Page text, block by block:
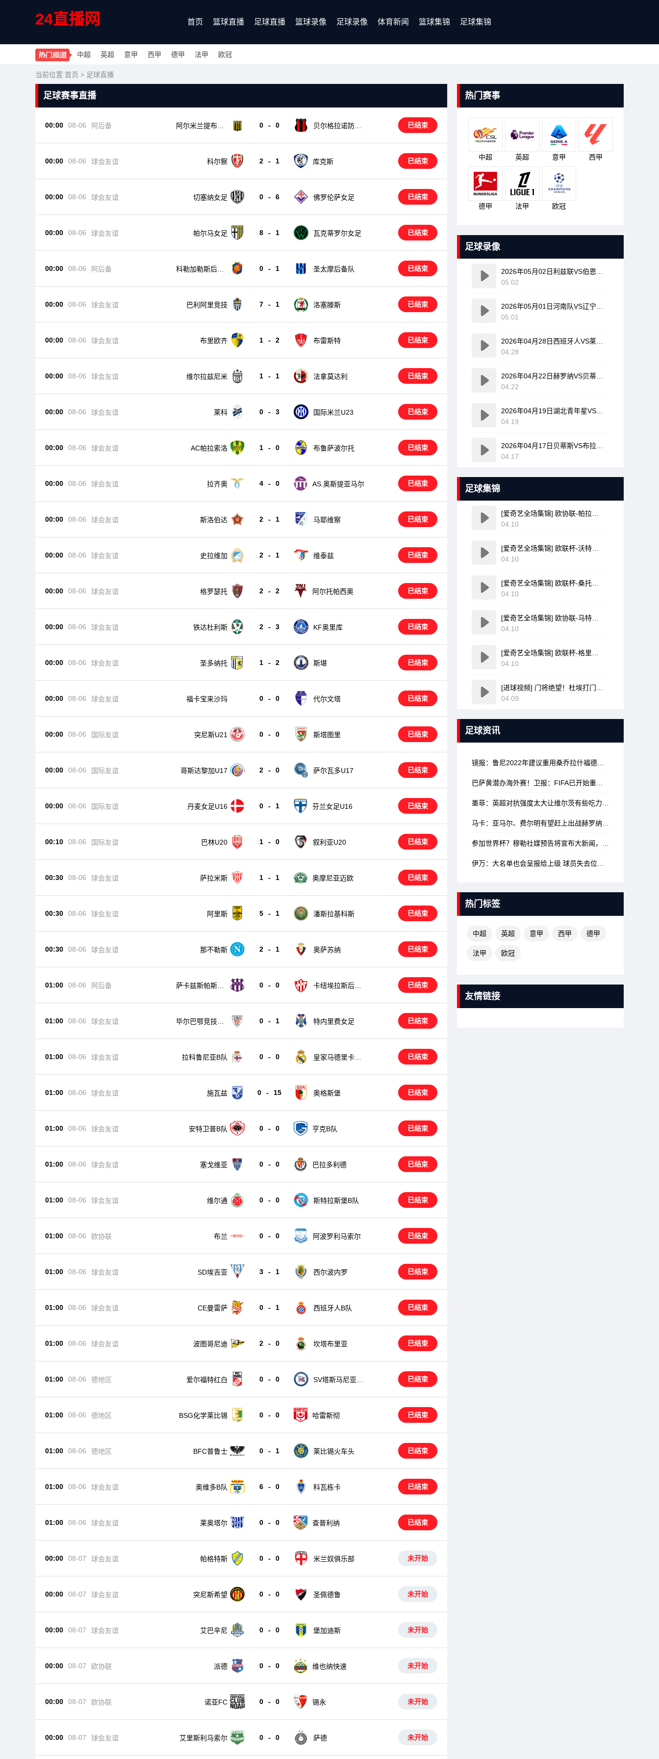
24直播网 首页 篮球直播 足球直播 篮球录像 足球录像 体育新闻 篮球集锦 足球集锦
中超 英超 意甲 西甲 德甲 法甲 欧冠
当前位置:首页 > 足球直播
足球赛事直播
00:00 08-06 阿后备
阿尔米兰提布朗
0 - 0
贝尔格拉诺防卫
已结束
00:00 08-06 球会友谊 科尔察 2 - 1 库克斯 已结束
00:00 08-06 球会友谊 切塞纳女足 0 - 6 佛罗伦萨女足 已结束
00:00 08-06 球会友谊 帕尔马女足 8 - 1 瓦克蒂罗尔女足 已结束
00:00 08-06 阿后备
科勒加勒斯后备
0 - 1 圣太摩后备队 已结束
00:00 08-06 球会友谊 巴利阿里竞技 7 - 1 洛塞滕斯 已结束
00:00 08-06 球会友谊 布里欧齐 1 - 2 布雷斯特 已结束
00:00 08-06 球会友谊 维尔拉兹尼米 1 - 1 法拿莫达利 已结束
00:00 08-06 球会友谊 莱科 0 - 3 国际米兰U23 已结束
00:00 08-06 球会友谊 AC帕拉索洛 1 - 0 布鲁萨波尔托 已结束
00:00 08-06 球会友谊 拉齐奥 4 - 0 AS.奥斯提亚马尔 已结束
00:00 08-06 球会友谊 斯洛伯达 2 - 1 马耶维察 已结束
00:00 08-06 球会友谊 史拉维加 2 - 1 维泰兹 已结束
00:00 08-06 球会友谊 格罗瑟托 2 - 2 阿尔托帕西奥 已结束
00:00 08-06 球会友谊 铁达杜利斯 2 - 3 KF奥里库 已结束
00:00 08-06 球会友谊 圣多纳托 1 - 2 斯堪 已结束
00:00 08-06 球会友谊 福卡宝来沙玛 0 - 0 代尔文塔 已结束
00:00 08-06 国际友谊 突尼斯U21 0 - 0 斯塔图里 已结束
00:00 08-06 国际友谊 哥斯达黎加U17 2 - 0 萨尔瓦多U17 已结束
00:00 08-06 国际友谊 丹麦女足U16 0 - 1 芬兰女足U16 已结束
00:10 08-06 国际友谊 巴林U20 1 - 0 叙利亚U20 已结束
00:30 08-06 球会友谊 萨拉米斯 1 - 1 奥摩尼亚迈欧 已结束
00:30 08-06 球会友谊 阿里斯 5 - 1 潘斯拉基科斯 已结束
00:30 08-06 球会友谊 那不勒斯 2 - 1 奥萨苏纳 已结束
01:00 08-06 阿后备
萨卡兹斯帕斯后
0 - 0
卡纽埃拉斯后备
已结束
01:00 08-06 球会友谊
毕尔巴鄂竞技女
0 - 1 特内里费女足 已结束
01:00 08-06 球会友谊 拉科鲁尼亚B队 0 - 0
皇家马德里卡斯
已结束
01:00 08-06 球会友谊 施瓦兹 0 - 15 奥格斯堡 已结束
01:00 08-06 球会友谊 安特卫普B队 0 - 0 亨克B队 已结束
01:00 08-06 球会友谊 塞戈维亚 0 - 0 巴拉多利德 已结束
01:00 08-06 球会友谊 维尔通 0 - 0 斯特拉斯堡B队 已结束
01:00 08-06 欧协联 布兰 0 - 0 阿波罗利马索尔 已结束
01:00 08-06 球会友谊 SD埃吉亚 3 - 1 西尔波内罗 已结束
01:00 08-06 球会友谊 CE曼雷萨 0 - 1 西班牙人B队 已结束
01:00 08-06 球会友谊 波图哥尼迪 2 - 0 坎塔布里亚 已结束
01:00 08-06 德地区 爱尔福特红白 0 - 0
SV塔斯马尼亚柏
已结束
01:00 08-06 德地区 BSG化学莱比锡 0 - 0 哈雷斯彻 已结束
01:00 08-06 德地区 BFC普鲁士 0 - 1 莱比锡火车头 已结束
01:00 08-06 球会友谊 奥维多B队 6 - 0 科瓦栋卡 已结束
01:00 08-06 球会友谊 莱奥塔尔 0 - 0 查普利纳 已结束
00:00 08-07 球会友谊 帕格特斯 0 - 0 米兰奴俱乐部 未开始
00:00 08-07 球会友谊 突尼斯希望 0 - 0 圣佩德鲁 未开始
00:00 08-07 球会友谊 艾巴辛尼 0 - 0 堡加迪斯 未开始
00:00 08-07 欧协联 派德 0 - 0 维也纳快速 未开始
00:00 08-07 欧协联 诺亚FC 0 - 0 锡永 未开始
00:00 08-07 球会友谊 艾里斯利马索尔 0 - 0 萨德 未开始
热门赛事
中超 英超 意甲 西甲
德甲 法甲 欧冠
足球录像
05.02
05.01
04.28
04.22
04.19
04.17
足球集锦
04.10
04.10
04.10
04.10
04.10
04.09
足球资讯
热门标签
中超 英超 意甲 西甲 德甲
法甲 欧冠
友情链接